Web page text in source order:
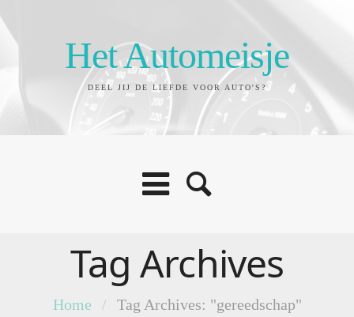
Het Automeisje
DEEL JIJ DE LIEFDE VOOR AUTO'S?
Tag Archives
Home / Tag Archives: "gereedschap"